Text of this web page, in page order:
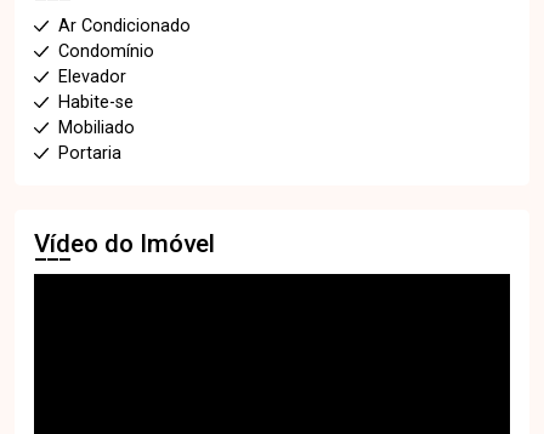
Ar Condicionado
Condomínio
Elevador
Habite-se
Mobiliado
Portaria
Vídeo do Imóvel